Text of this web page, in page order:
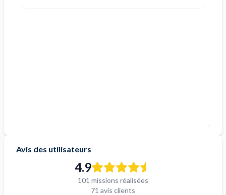
Avis des utilisateurs
4.9
101 missions réalisées
71 avis clients